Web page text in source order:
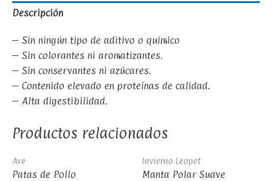
Descripción
– Sin ningún tipo de aditivo o químico
– Sin colorantes ni aromatizantes.
– Sin conservantes ni azúcares.
– Contenido elevado en proteínas de calidad.
– Alta digestibilidad.
Productos relacionados
Ave
Patas de Pollo
Invierno Leopet
Manta Polar Suave